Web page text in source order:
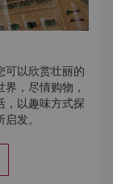
尚美容到卡拉
仪去处。
下美食广场闻
享。商场还提
可以欣赏壮丽的
，尽情购物，
，以趣味方式探
发。
Filharmonik
族馆（Aquaria